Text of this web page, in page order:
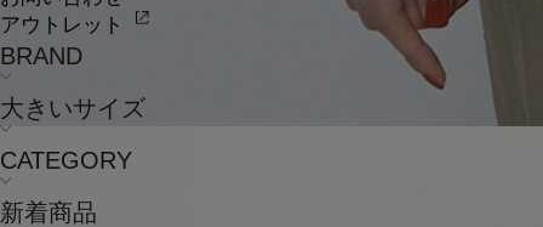
アウトレット
BRAND
大きいサイズ
CATEGORY
新着商品